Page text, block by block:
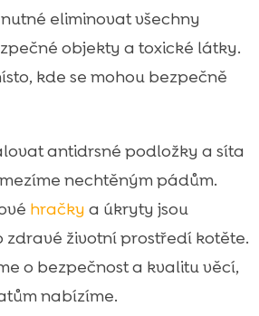
eliminovat všechny
objekty a toxické látky.
kde se mohou bezpečně
antidrsné podložky a síta
nechtěným pádům.
hračky a úkryty jsou
životní prostředí kotěte.
o bezpečnost a kvalitu věcí,
nabízíme.